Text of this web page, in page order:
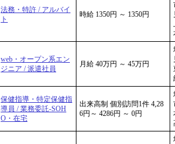
法務・特許 / アルバイ
ト
時給 1350円 ～ 1350円
web・オープン系エン
ジニア / 派遣社員
月給 40万円 ～ 45万円
保健指導・特定保健指
導員 / 業務委託-SOH
O・在宅
出来高制 個別訪問1件 4,28
6円～ 4286円 ～ 0円